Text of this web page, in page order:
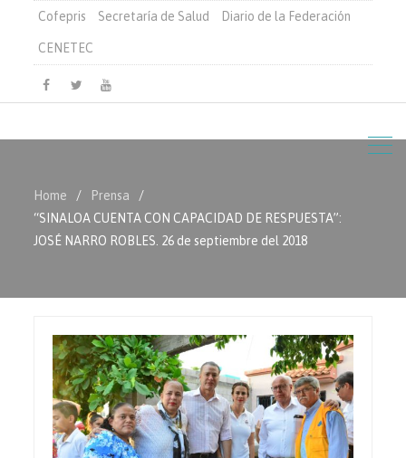
Cofepris Secretaría de Salud Diario de la Federación
CENETEC
Facebook
TwitterYoutube
Home
Prensa
“SINALOA CUENTA CON CAPACIDAD DE RESPUESTA”:
JOSÉ NARRO ROBLES. 26 de septiembre del 2018